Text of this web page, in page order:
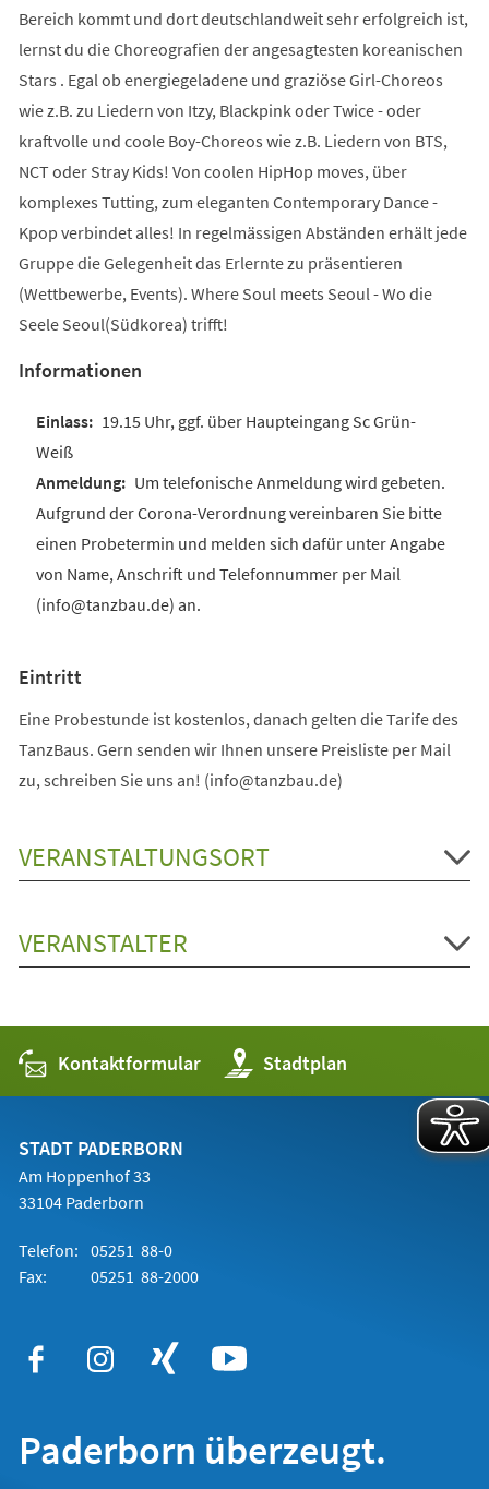
Bereich kommt und dort deutschlandweit sehr erfolgreich ist,
lernst du die Choreografien der angesagtesten koreanischen
Stars . Egal ob energiegeladene und graziöse Girl-Choreos
wie z.B. zu Liedern von Itzy, Blackpink oder Twice - oder
kraftvolle und coole Boy-Choreos wie z.B. Liedern von BTS,
NCT oder Stray Kids! Von coolen HipHop moves, über
komplexes Tutting, zum eleganten Contemporary Dance -
Kpop verbindet alles! In regelmässigen Abständen erhält jede
Gruppe die Gelegenheit das Erlernte zu präsentieren
(Wettbewerbe, Events). Where Soul meets Seoul - Wo die
Seele Seoul(Südkorea) trifft!
Informationen
19.15 Uhr, ggf. über Haupteingang Sc Grün-
Weiß
Um telefonische Anmeldung wird gebeten.
Aufgrund der Corona-Verordnung vereinbaren Sie bitte
einen Probetermin und melden sich dafür unter Angabe
von Name, Anschrift und Telefonnummer per Mail
(info@tanzbau.de) an.
Eintritt
Eine Probestunde ist kostenlos, danach gelten die Tarife des
TanzBaus. Gern senden wir Ihnen unsere Preisliste per Mail
zu, schreiben Sie uns an! (info@tanzbau.de)
VERANSTALTUNGSORT
VERANSTALTER
Kontaktformular Stadtplan
(Öffnet
in
einem
STADT PADERBORN
Am Hoppenhof 33
33104 Paderborn
Telefon: 05251 88-0
Fax:
05251 88-2000
Paderborn überzeugt.